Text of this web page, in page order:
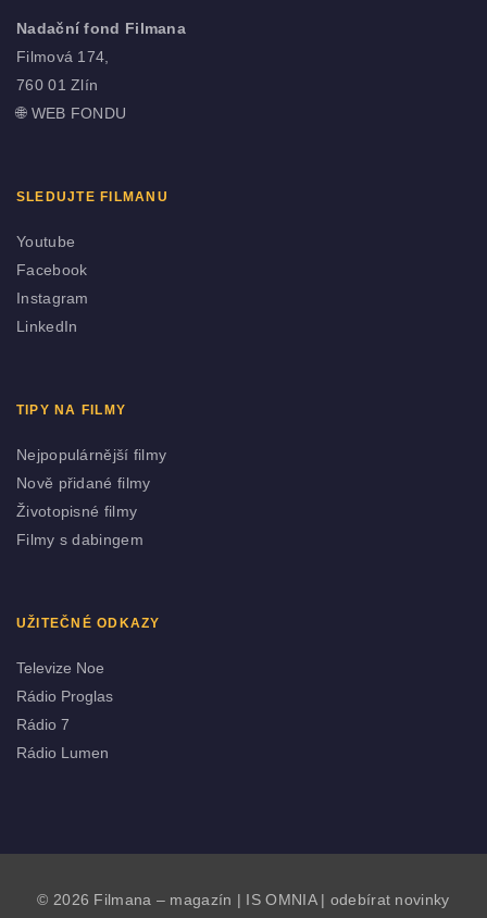
Nadační fond Filmana
Filmová 174,
760 01 Zlín
🌐 WEB FONDU
SLEDUJTE FILMANU
Youtube
Facebook
Instagram
LinkedIn
TIPY NA FILMY
Nejpopulárnější filmy
Nově přidané filmy
Životopisné filmy
Filmy s dabingem
UŽITEČNÉ ODKAZY
Televize Noe
Rádio Proglas
Rádio 7
Rádio Lumen
© 2026 Filmana – magazín | IS OMNIA| odebírat novinky